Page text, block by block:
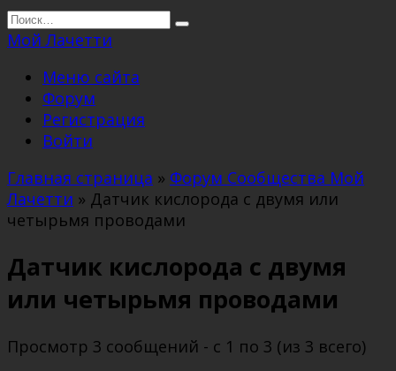
Перейти
к
Search
for:
Мой Лачетти
Меню сайта
Форум
Регистрация
Войти
Главная страница » Форум Сообщества Мой
Лачетти » Датчик кислорода с двумя или
четырьмя проводами
Датчик кислорода с двумя
или четырьмя проводами
Просмотр 3 сообщений - с 1 по 3 (из 3 всего)